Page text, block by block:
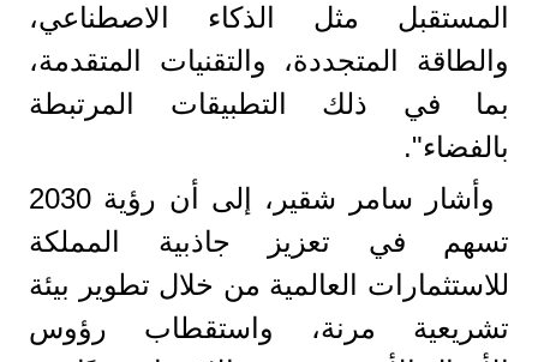
المستقبل مثل الذكاء الاصطناعي،
والطاقة المتجددة، والتقنيات المتقدمة،
بما في ذلك التطبيقات المرتبطة
بالفضاء".
وأشار سامر شقير، إلى أن رؤية 2030
تسهم في تعزيز جاذبية المملكة
للاستثمارات العالمية من خلال تطوير بيئة
تشريعية مرنة، واستقطاب رؤوس